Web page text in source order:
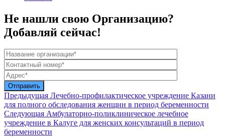
Не нашли свою Организацию?
Добавляй сейчас!
Предыдущая Лечебно-профилактическое учреждение Казани
для полного обследования женщин в период беременности
Следующая Амбулаторно-поликлиническое лечебное
учреждение в Калуге для женских консультаций в период
беременности